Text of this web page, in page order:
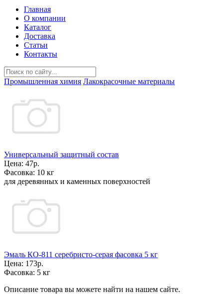
Главная
О компании
Каталог
Доставка
Статьи
Контакты
Промышленная химия Лакокрасочные материалы
Универсальный защитный состав
Цена: 47р.
Фасовка: 10 кг
для деревянных и каменных поверхностей
Эмаль КО-811 серебристо-серая фасовка 5 кг
Цена: 173р.
Фасовка: 5 кг
Описание товара вы можете найти на нашем сайте.